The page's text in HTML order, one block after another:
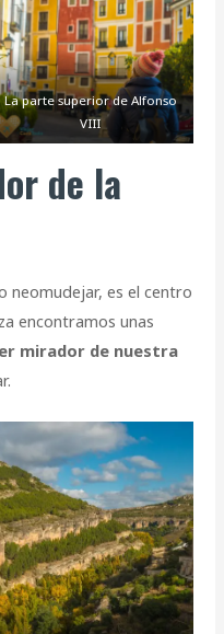
La parte superior de Alfonso
VIII
de la
neomudejar, es el centro
encontramos unas
mirador de nuestra